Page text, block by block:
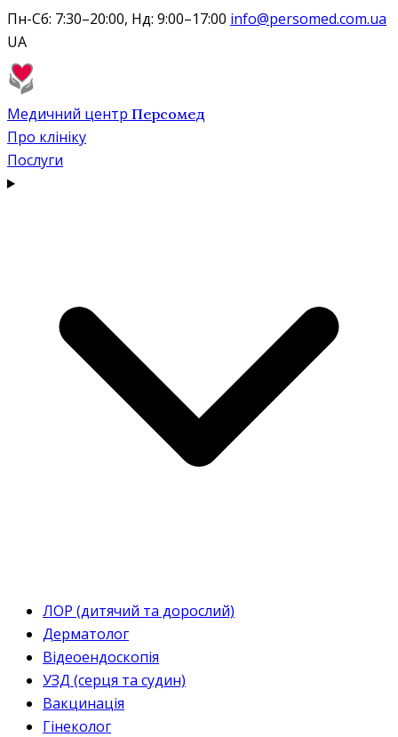
Пн-Сб: 7:30–20:00, Нд: 9:00–17:00 info@persomed.com.ua
UA
Медичний центр Персомед
Про клініку
Послуги
ЛОР (дитячий та дорослий)
Дерматолог
Відеоендоскопія
УЗД (серця та судин)
Вакцинація
Гінеколог